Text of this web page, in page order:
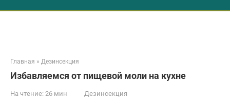
Главная » Дезинсекция
Избавляемся от пищевой моли на кухне
На чтение: 26 мин Дезинсекция